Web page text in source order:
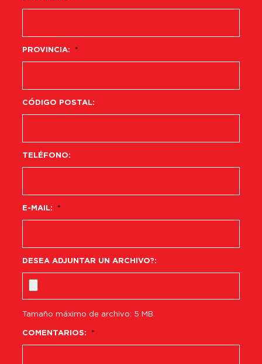
PROVINCIA: *
CÓDIGO POSTAL:
TELÉFONO:
E-MAIL: *
DESEA ADJUNTAR UN ARCHIVO?:
Tamaño máximo de archivo: 5 MB.
COMENTARIOS: *